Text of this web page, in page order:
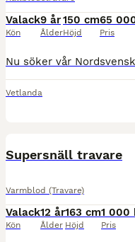
Valack
Kön
9 år
Ålder
150 cm
Höjd
65
Pris
Vetlanda
Supersnäll travare
Varmblod (Travare)
Valack
Kön
12 år
Ålder
163 cm
Höjd
1 000
Pris